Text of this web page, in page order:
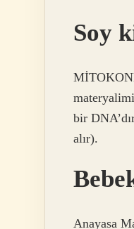
Soy
bir
alır).
Anayasa